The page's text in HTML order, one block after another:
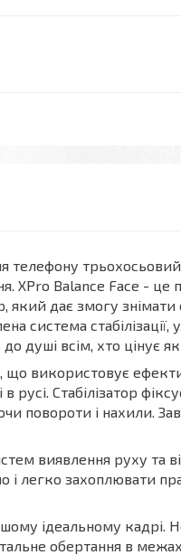
телефону
XPro Balance Face - це
дає змогу знімати
система
душі всім, хто цінує
що використовує
русі. Стабілізатор
повороти і нахили.
виявлення руху та
і легко захоплювати
ідеальному кадрі.
обертання в